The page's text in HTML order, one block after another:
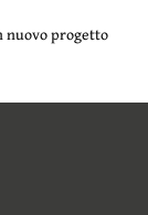
nuovo progetto